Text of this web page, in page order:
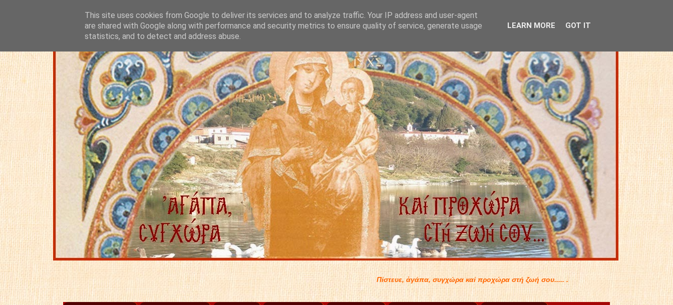
Πίστευε, ἀγάπα, συγχώρα καί προχώρα στή ζωή σου..... .
This site uses cookies from Google to deliver its services and to analyze traffic. Your IP address and user-agent
are shared with Google along with performance and security metrics to ensure quality of service, generate usage
statistics, and to detect and address abuse.
LEARN MORE GOT IT